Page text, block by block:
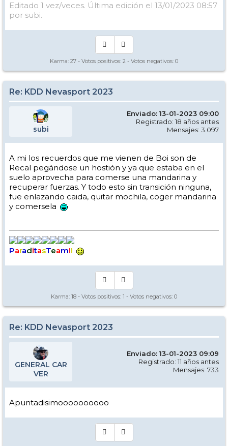
Editado 1 vez/veces. Última edición el 13/01/2023 08:57
por subi.
Karma: 27 - Votos positivos: 2 - Votos negativos: 0
Re: KDD Nevasport 2023
subi
Enviado: 13-01-2023 09:00
Registrado: 18 años antes
Mensajes: 3.097
A mi los recuerdos que me vienen de Boi son de
Recal pegándose un hostión y ya que estaba en el
suelo aprovecha para comerse una mandarina y
recuperar fuerzas. Y todo esto sin transición ninguna,
fue enlazando caida, quitar mochila, coger mandarina
y comersela
ParaditasTeam!!
Karma: 18 - Votos positivos: 1 - Votos negativos: 0
Re: KDD Nevasport 2023
GENERAL CAR
VER
Enviado: 13-01-2023 09:09
Registrado: 11 años antes
Mensajes: 733
Apuntadisimoooooooooo